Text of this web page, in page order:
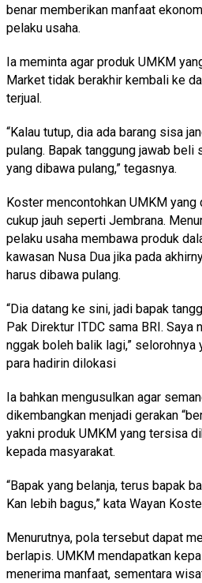
benar memberikan manfaat
pelaku usaha.
Ia meminta agar produk UMKM
Market tidak berakhir kembali ke
terjual.
“Kalau tutup, dia ada barang sisa
pulang. Bapak tanggung jawab beli
yang dibawa pulang,” tegasnya.
Koster mencontohkan UMKM yang
cukup jauh seperti Jembrana.
pelaku usaha membawa produk
kawasan Nusa Dua jika pada
harus dibawa pulang.
“Dia datang ke sini, jadi bapak
Pak Direktur ITDC sama BRI. Saya
nggak boleh balik lagi,” selorohnya
para hadirin dilokasi
Ia bahkan mengusulkan agar
dikembangkan menjadi gerakan
yakni produk UMKM yang tersisa
kepada masyarakat.
“Bapak yang belanja, terus bapak
Kan lebih bagus,” kata Wayan
Menurutnya, pola tersebut dapat
berlapis. UMKM mendapatkan
menerima manfaat, sementara